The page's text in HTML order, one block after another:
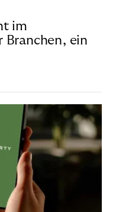
im
Branchen, ein